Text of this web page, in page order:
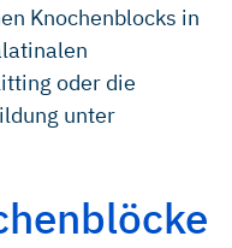
Knochenblocks in
oder die
unter